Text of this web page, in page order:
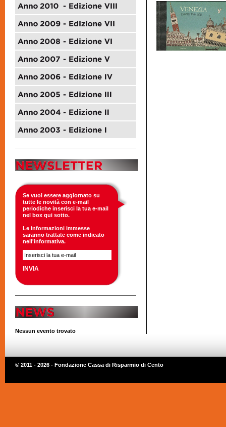
Se vuoi essere aggiornato su
tutte le novità con e-mail
periodiche inserisci la tua e-mail
nel box qui sotto.
Le informazioni immesse
saranno trattate come indicato
nell'informativa.
Nessun evento trovato
© 2011 - 2026 - Fondazione Cassa di Risparmio di Cento